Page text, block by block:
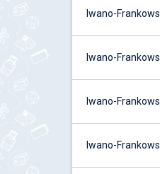
Iwano-
Iwano-
Iwano-
Iwano-